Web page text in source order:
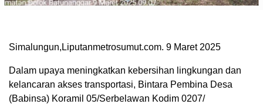
Simalungun,Liputanmetrosumut.com. 9 Maret 2025
Dalam upaya meningkatkan kebersihan lingkungan dan
kelancaran akses transportasi, Bintara Pembina Desa
(Babinsa) Koramil 05/Serbelawan Kodim 0207/